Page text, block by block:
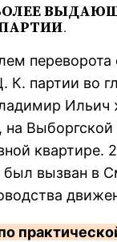
.
переворота
К. партии во
Ильич
на
квартире.
был вызван в